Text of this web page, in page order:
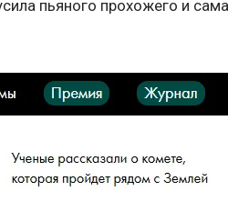
пьяного прохожего и